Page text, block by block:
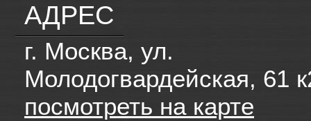
АДРЕС
г. Москва, ул.
Молодогвардейская, 61
посмотреть на карте